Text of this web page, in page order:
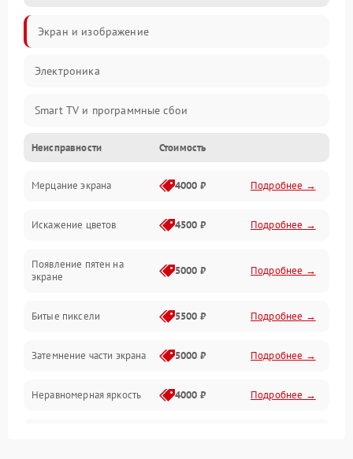
Экран и изображение
Электроника
Smart TV и программные сбои
Питание и запуск
Подсветка и LED-модули
Звук и аудиосистема
Сигнал и приём каналов
Механические повреждения
Программное обеспечение
Неисправности Стоимость
Мерцание экрана 4000 ₽ Подробнее →
Искажение цветов 4500 ₽ Подробнее →
Появление пятен на
экране
5000 ₽ Подробнее →
Битые пиксели 5500 ₽ Подробнее →
Затемнение части экрана 5000 ₽ Подробнее →
Неравномерная яркость 4000 ₽ Подробнее →